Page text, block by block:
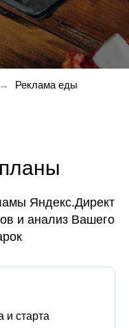
→ Реклама еды
Яндекс.Директ
и анализ Вашего
и старта